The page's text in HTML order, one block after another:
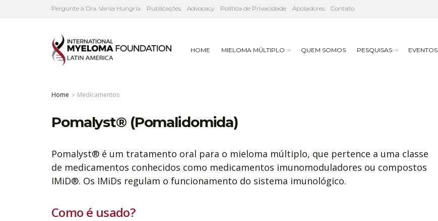
Pergunte à Dra. Vania Hungria Publicações Advocacy Política de Privacidade Apoiadores Contato
HOME MIELOMA MÚLTIPLO QUEM SOMOS PESQUISAS EVENTOS
Home Medicamentos
Pomalyst® (Pomalidomida)
Pomalyst® é um tratamento oral para o mieloma múltiplo, que pertence a uma classe
de medicamentos conhecidos como medicamentos imunomoduladores ou compostos
IMiD®. Os IMiDs regulam o funcionamento do sistema imunológico.
Como é usado?